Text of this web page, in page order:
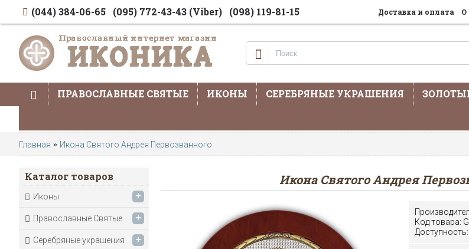
(044) 384-06-65 (095) 772-43-43 (Viber) (098) 119-81-15 Доставка и оплата О
ПРАВОСЛАВНЫЕ СВЯТЫЕ ИКОНЫ СЕРЕБРЯНЫЕ УКРАШЕНИЯ
На
Главная Икона Святого Андрея Первозванного
Каталог товаров
Иконы +
Православные Святые +
Серебряные украшения +
Икона Святого Андрея
Код товара:
Доступность: